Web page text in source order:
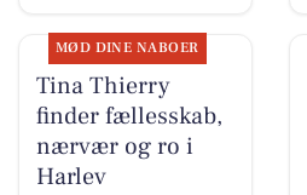
MØD DINE NABOER
Tina Thierry
finder fællesskab,
nærvær og ro i
Harlev